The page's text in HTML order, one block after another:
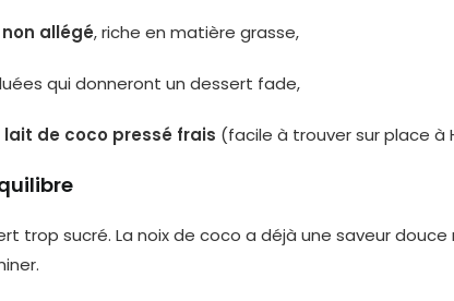
non allégé, riche en matière grasse,
qui donneront un dessert fade,
lait de coco pressé frais (facile à trouver sur place à
trop sucré. La noix de coco a déjà une saveur